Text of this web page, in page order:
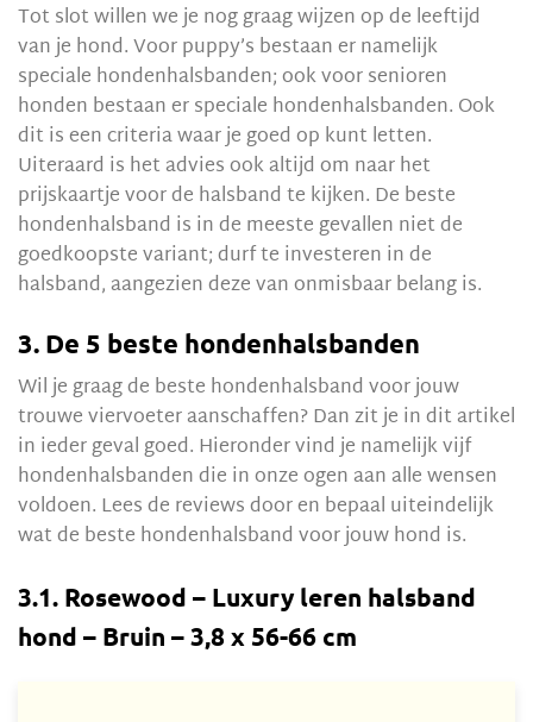
Tot slot willen we je nog graag wijzen op de leeftijd
van je hond. Voor puppy’s bestaan er namelijk
speciale hondenhalsbanden; ook voor senioren
honden bestaan er speciale hondenhalsbanden. Ook
dit is een criteria waar je goed op kunt letten.
Uiteraard is het advies ook altijd om naar het
prijskaartje voor de halsband te kijken. De beste
hondenhalsband is in de meeste gevallen niet de
goedkoopste variant; durf te investeren in de
halsband, aangezien deze van onmisbaar belang is.
3. De 5 beste hondenhalsbanden
Wil je graag de beste hondenhalsband voor jouw
trouwe viervoeter aanschaffen? Dan zit je in dit artikel
in ieder geval goed. Hieronder vind je namelijk vijf
hondenhalsbanden die in onze ogen aan alle wensen
voldoen. Lees de reviews door en bepaal uiteindelijk
wat de beste hondenhalsband voor jouw hond is.
3.1. Rosewood – Luxury leren halsband
hond – Bruin – 3,8 x 56-66 cm